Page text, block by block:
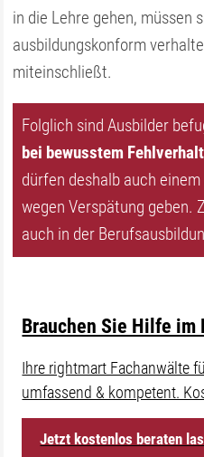
in die Lehre gehen, müssen
ausbildungskonform
miteinschließt.
Folglich sind Ausbilder
bei bewusstem
dürfen deshalb auch
wegen Verspätung geben.
auch in der
Brauchen Sie Hilfe
Ihre rightmart Fachanwälte
umfassend & kompetent.
Jetzt kostenlos beraten